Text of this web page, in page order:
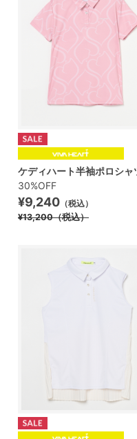
ケディハート半袖ポロシャ
30%OFF
¥9,240 （税込）
¥13,200（税込）